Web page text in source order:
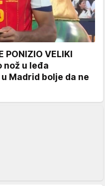
PONIZIO VELIKI
nož u leđa
Madrid bolje da ne